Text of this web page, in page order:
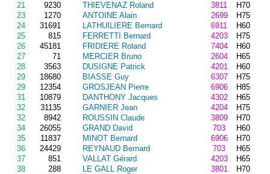
21
9230 THIEVENAZ Roland 3811
H70
23
1270 ANTOINE Alain 2699
H75
24
31691 LATHUILIERE Bernard 6911
H60
25
815 FERRETTI Bernard 4203
H75
26
45181 FRIDIERE Roland 7404
H60
27
71 MERCIER Bruno 2604
H65
28
3563 DUSIGNE Patrick 4201
H60
29
18680 BIASSE Guy 6307
H75
29
12354 GROSJEAN Pierre 6906
H85
31
10879 DANTHONY Jacques 4302
H65
32
31135 GARNIER Jean 4204
H75
32
8942 ROUSSIN Claude 3809
H70
34
26055 GRAND David 703
H60
35
11837 MINOT Bernard 6906
H70
36
24429 REYNAUD Bernard 703
H65
37
851 VALLAT Gérard 4203
H65
38
288 LE GALL Roger 3801
H70